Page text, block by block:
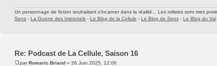
Un personnage de fiction souhaitant s'incarner dans la réalité... Les rolistes sont mes
Sens - La Guerre des Immortels - Le Blog de la Cellule - Le Blog de Sens - Le Blog du Val
Re: Podcast de La Cellule, Saison 16
parRomaric Briand » 26 Juin 2025, 12:00